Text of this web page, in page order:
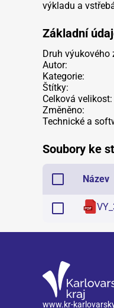
výkladu a
Základní
Druh výukového
Autor:
Kategorie:
Štítky:
Celková velikost:
Změněno:
Technické a
Soubory ke
Název
www.kr-